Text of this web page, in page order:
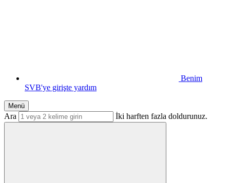
Benim
SVB'ye girişte yardım
Menü
Ara İki harften fazla doldurunuz.